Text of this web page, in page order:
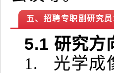
五、招聘专职副研究员
5.1 研究方
1. 光学成